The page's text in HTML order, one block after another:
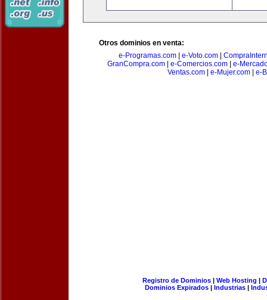
Otros dominios en venta:
e-Programas.com
e-Voto.com
GranCompra.com
e-Comercios.com
e-
Ventas.com
e-Mujer.com e-
Registro de Dominios| Web Hosting |
Dominios Expirados | Industrias |